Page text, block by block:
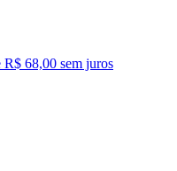
R$ 68,00 sem juros